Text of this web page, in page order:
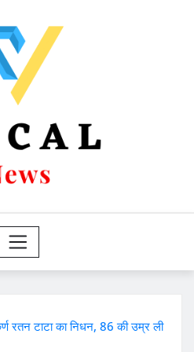
रतन टाटा का निधन, 86 की उम्र ली